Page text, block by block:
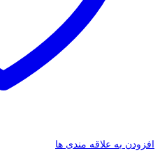
افزودن به علاقه مندی ها